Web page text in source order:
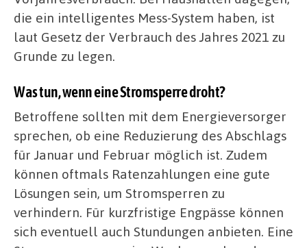
die ein intelligentes Mess-System haben, ist
laut Gesetz der Verbrauch des Jahres 2021 zu
Grunde zu legen.
Was tun, wenn eine Stromsperre droht?
Betroffene sollten mit dem Energieversorger
sprechen, ob eine Reduzierung des Abschlags
für Januar und Februar möglich ist. Zudem
können oftmals Ratenzahlungen eine gute
Lösungen sein, um Stromsperren zu
verhindern. Für kurzfristige Engpässe können
sich eventuell auch Stundungen anbieten. Eine